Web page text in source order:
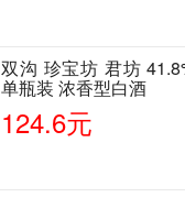
双沟 珍宝坊 君坊
单瓶装 浓香型白酒
124.6元